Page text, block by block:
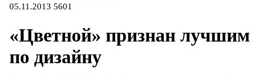
05.11.2013 5601
«Цветной» признан лучшим
по дизайну